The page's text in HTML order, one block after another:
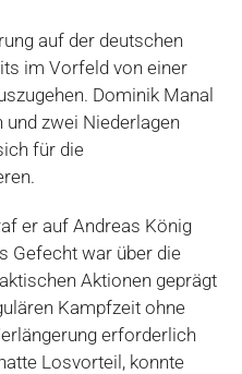
auf der deutschen
im Vorfeld von einer
Dominik Manal
zwei Niederlagen
für die
er auf Andreas König
Gefecht war über die
Aktionen geprägt
Kampfzeit ohne
erforderlich
Losvorteil, konnte